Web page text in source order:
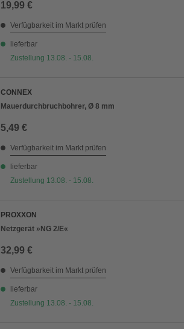
19,99 €
Verfügbarkeit im Markt prüfen
lieferbar
Zustellung 13.08. - 15.08.
CONNEX
Mauerdurchbruchbohrer, Ø 8 mm
5,49 €
Verfügbarkeit im Markt prüfen
lieferbar
Zustellung 13.08. - 15.08.
PROXXON
Netzgerät »NG 2/E«
32,99 €
Verfügbarkeit im Markt prüfen
lieferbar
Zustellung 13.08. - 15.08.